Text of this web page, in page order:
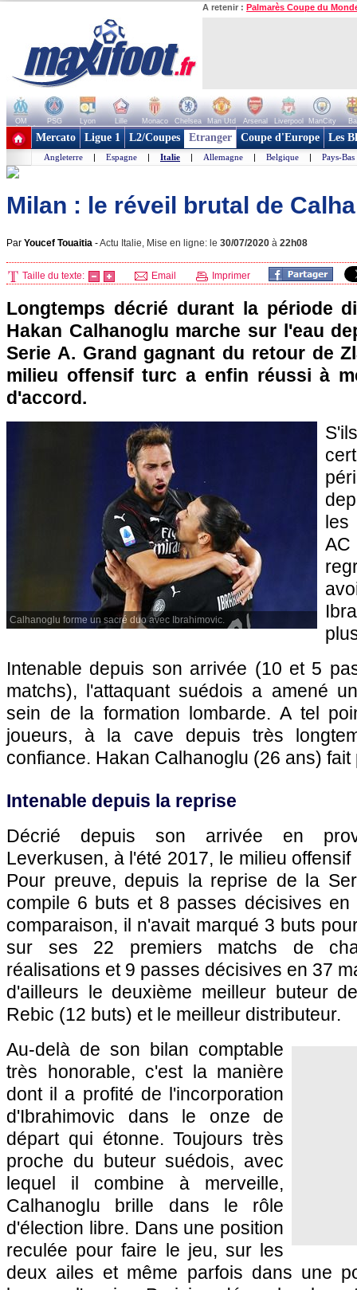
A retenir : Palmarès Coupe du
OM PSG Lyon Lille Monaco Chelsea Man Utd Arsenal Liverpool ManCity
+ de clubs
Mercato Ligue 1 L2/Coupes Etranger Coupe d'Europe Les
Angleterre | Espagne | Italie | Allemagne | Belgique | Pays-Bas
Milan : le réveil brutal de
Par Youcef Touaitia -Actu Italie, Mise en ligne: le 30/07/2020 à 22h08
Taille du texte: Email Imprimer
Longtemps décrié durant la période
Hakan Calhanoglu marche sur l'eau
Serie A. Grand gagnant du retour de
milieu offensif turc a enfin réussi à
d'accord.
Calhanoglu forme un sacré duo avec Ibrahimovic.
les
AC
Intenable depuis son arrivée (10 et 5
matchs), l'attaquant suédois a amené
sein de la formation lombarde. A tel
joueurs, à la cave depuis très
confiance. Hakan Calhanoglu (26 ans)
Intenable depuis la reprise
Décrié depuis son arrivée en
Leverkusen, à l'été 2017, le milieu
Pour preuve, depuis la reprise de la
compile 6 buts et 8 passes décisives en
comparaison, il n'avait marqué 3 buts
sur ses 22 premiers matchs de
réalisations et 9 passes décisives en 37
d'ailleurs le deuxième meilleur buteur
Rebic (12 buts) et le meilleur distributeur.
Au-delà de son bilan comptable
très honorable, c'est la manière
dont il a profité de l'incorporation
d'Ibrahimovic dans le onze de
départ qui étonne. Toujours très
proche du buteur suédois, avec
lequel il combine à merveille,
Calhanoglu brille dans le rôle
d'élection libre. Dans une position
reculée pour faire le jeu, sur les
deux ailes et même parfois dans une